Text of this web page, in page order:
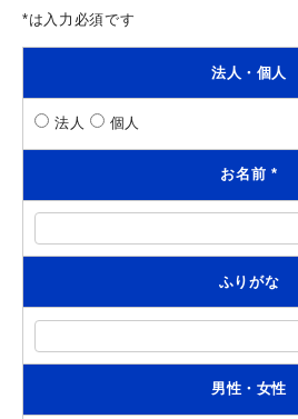
*は入力必須です
法人・個人
法人 個人
お名前 *
ふりがな
男性・女性